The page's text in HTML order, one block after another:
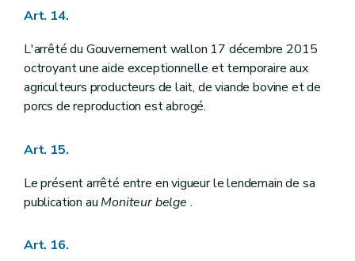
Art. 14.
L'arrêté du Gouvernement wallon 17 décembre 2015
octroyant une aide exceptionnelle et temporaire aux
agriculteurs producteurs de lait, de viande bovine et de
porcs de reproduction est abrogé.
Art. 15.
Le présent arrêté entre en vigueur le lendemain de sa
publication auMoniteur belge .
Art. 16.